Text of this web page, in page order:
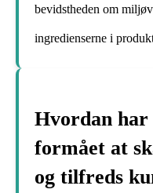
bevidstheden om
ingredienserne i
Hvordan
formået at
og tilfreds